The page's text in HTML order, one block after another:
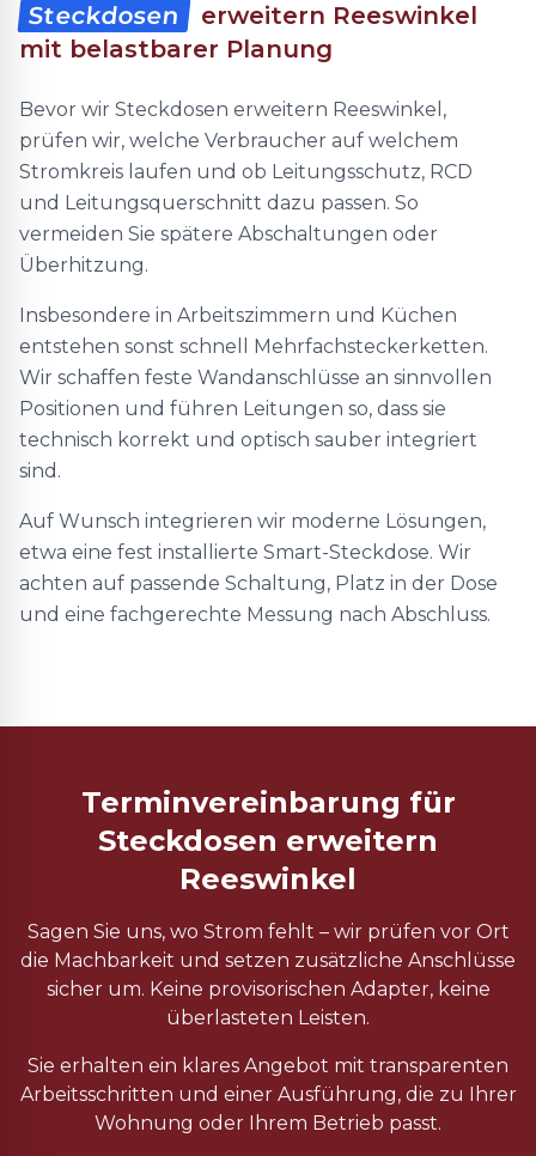
Steckdosen
erweitern Reeswinkel
mit belastbarer Planung
Bevor wir Steckdosen erweitern Reeswinkel,
prüfen wir, welche Verbraucher auf welchem
Stromkreis laufen und ob Leitungsschutz, RCD
und Leitungsquerschnitt dazu passen. So
vermeiden Sie spätere Abschaltungen oder
Überhitzung.
Insbesondere in Arbeitszimmern und Küchen
entstehen sonst schnell Mehrfachsteckerketten.
Wir schaffen feste Wandanschlüsse an sinnvollen
Positionen und führen Leitungen so, dass sie
technisch korrekt und optisch sauber integriert
sind.
Auf Wunsch integrieren wir moderne Lösungen,
etwa eine fest installierte Smart-Steckdose. Wir
achten auf passende Schaltung, Platz in der Dose
und eine fachgerechte Messung nach Abschluss.
Terminvereinbarung für
Steckdosen erweitern
Reeswinkel
Sagen Sie uns, wo Strom fehlt – wir prüfen vor Ort
die Machbarkeit und setzen zusätzliche Anschlüsse
sicher um. Keine provisorischen Adapter, keine
überlasteten Leisten.
Sie erhalten ein klares Angebot mit transparenten
Arbeitsschritten und einer Ausführung, die zu Ihrer
Wohnung oder Ihrem Betrieb passt.